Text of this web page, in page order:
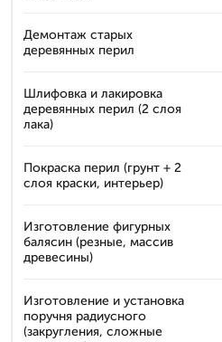
Демонтаж старых
деревянных перил
Шлифовка и лакировка
деревянных перил (2 слоя
лака)
Покраска перил (грунт + 2
слоя краски, интерьер)
Изготовление фигурных
балясин (резные, массив
древесины)
Изготовление и установка
поручня радиусного
(закругления, сложные